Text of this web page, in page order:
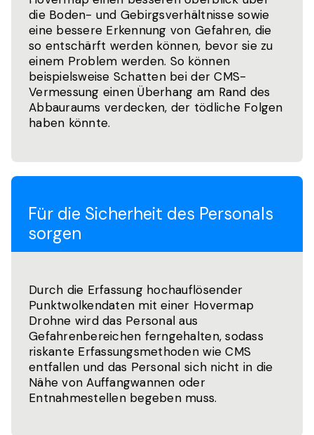
die Boden- und Gebirgsverhältnisse sowie
eine bessere Erkennung von Gefahren, die
so entschärft werden können, bevor sie zu
einem Problem werden. So können
beispielsweise Schatten bei der CMS-
Vermessung einen Überhang am Rand des
Abbauraums verdecken, der tödliche Folgen
haben könnte.
Für die Sicherheit des Personals
sorgen
Durch die Erfassung hochauflösender
Punktwolkendaten mit einer Hovermap
Drohne wird das Personal aus
Gefahrenbereichen ferngehalten, sodass
riskante Erfassungsmethoden wie CMS
entfallen und das Personal sich nicht in die
Nähe von Auffangwannen oder
Entnahmestellen begeben muss.